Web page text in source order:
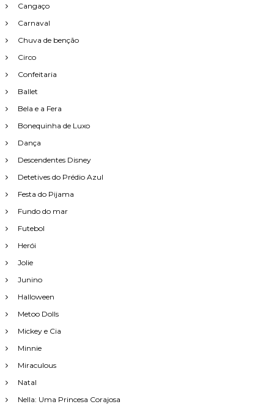
Cangaço
Carnaval
Chuva de benção
Circo
Confeitaria
Ballet
Bela e a Fera
Bonequinha de Luxo
Dança
Descendentes Disney
Detetives do Prédio Azul
Festa do Pijama
Fundo do mar
Futebol
Herói
Jolie
Junino
Halloween
Metoo Dolls
Mickey e Cia
Minnie
Miraculous
Natal
Nella: Uma Princesa Corajosa